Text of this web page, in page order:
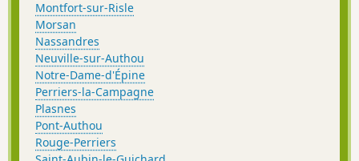
Montfort-sur-Risle
Morsan
Nassandres
Neuville-sur-Authou
Notre-Dame-d'Épine
Perriers-la-Campagne
Plasnes
Pont-Authou
Rouge-Perriers